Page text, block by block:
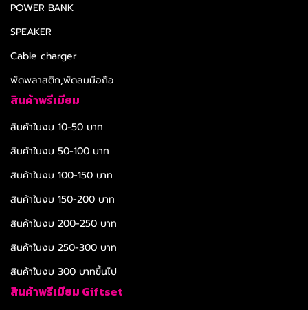
POWER BANK
SPEAKER
Cable charger
พัดพลาสติก,พัดลมมือถือ
สินค้าพรีเมียม
สินค้าในงบ 10-50 บาท
สินค้าในงบ 50-100 บาท
สินค้าในงบ 100-150 บาท
สินค้าในงบ 150-200 บาท
สินค้าในงบ 200-250 บาท
สินค้าในงบ 250-300 บาท
สินค้าในงบ 300 บาทขึ้นไป
สินค้าพรีเมียม Giftset